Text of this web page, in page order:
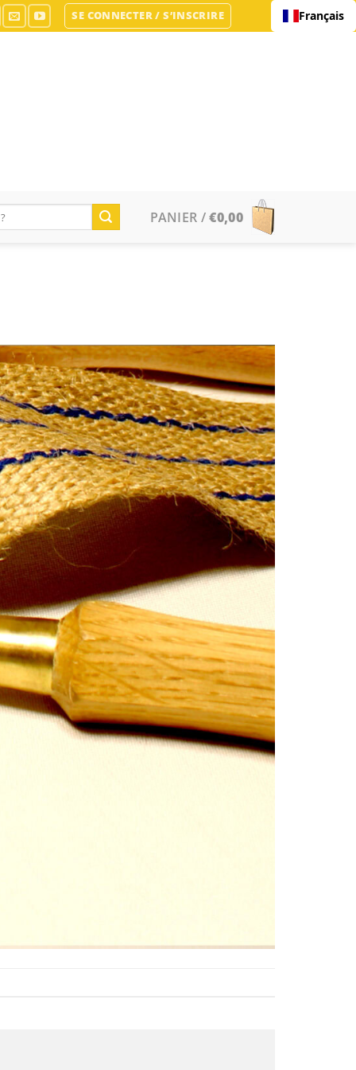
SE CONNECTER / S’INSCRIRE Français
PANIER /€0,00